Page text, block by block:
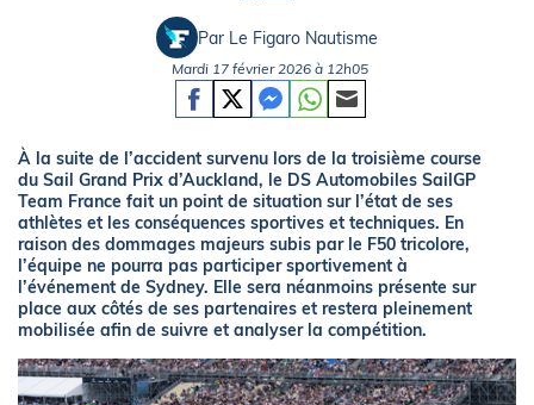
Par Le Figaro Nautisme
Mardi 17 février 2026 à 12h05
À la suite de l’accident survenu lors de la troisième course
du Sail Grand Prix d’Auckland, le DS Automobiles SailGP
Team France fait un point de situation sur l’état de ses
athlètes et les conséquences sportives et techniques. En
raison des dommages majeurs subis par le F50 tricolore,
l’équipe ne pourra pas participer sportivement à
l’événement de Sydney. Elle sera néanmoins présente sur
place aux côtés de ses partenaires et restera pleinement
mobilisée afin de suivre et analyser la compétition.